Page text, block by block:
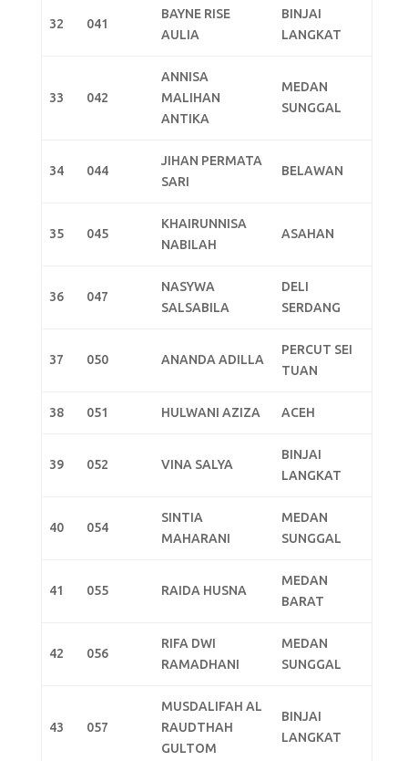
32 041
BAYNE RISE
AULIA
BINJAI
LANGKAT
33 042
ANNISA
MALIHAN
ANTIKA
MEDAN
SUNGGAL
34 044
JIHAN PERMATA
SARI
BELAWAN
35 045
KHAIRUNNISA
NABILAH
ASAHAN
36 047
NASYWA
SALSABILA
DELI
SERDANG
37 050 ANANDA ADILLA
PERCUT SEI
TUAN
38 051 HULWANI AZIZA ACEH
39 052 VINA SALYA
BINJAI
LANGKAT
40 054
SINTIA
MAHARANI
MEDAN
SUNGGAL
41 055 RAIDA HUSNA
MEDAN
BARAT
42 056
RIFA DWI
RAMADHANI
MEDAN
SUNGGAL
43 057
MUSDALIFAH AL
RAUDTHAH
GULTOM
BINJAI
LANGKAT